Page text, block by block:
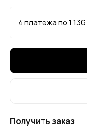
4 платежа по1 136
Получить заказ